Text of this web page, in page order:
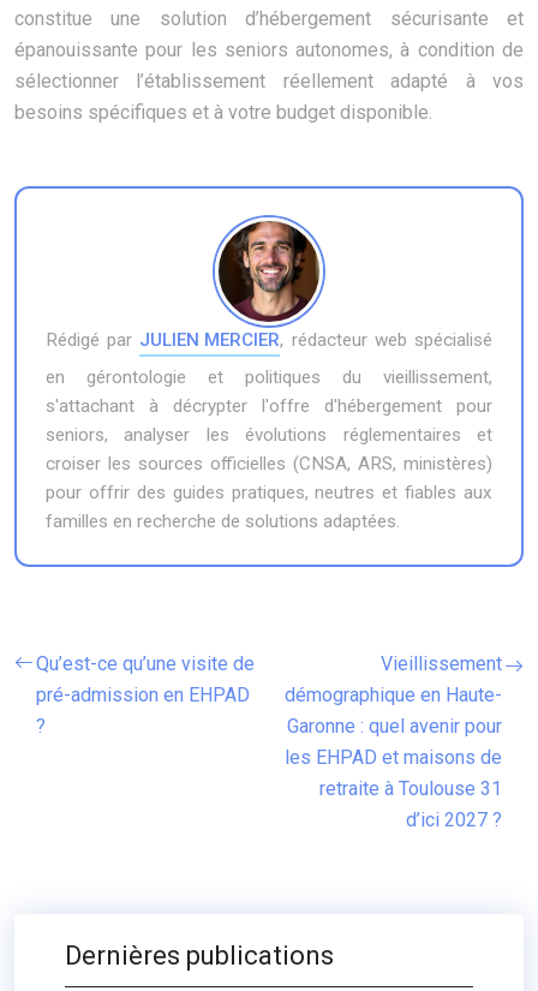
constitue une solution d’hébergement sécurisante et
épanouissante pour les seniors autonomes, à condition de
sélectionner l’établissement réellement adapté à vos
besoins spécifiques et à votre budget disponible.
Rédigé par JULIEN MERCIER, rédacteur web spécialisé
en gérontologie et politiques du vieillissement,
s'attachant à décrypter l'offre d'hébergement pour
seniors, analyser les évolutions réglementaires et
croiser les sources officielles (CNSA, ARS, ministères)
pour offrir des guides pratiques, neutres et fiables aux
familles en recherche de solutions adaptées.
Qu’est-ce qu’une visite de
pré-admission en EHPAD
?
Vieillissement
démographique en Haute-
Garonne : quel avenir pour
les EHPAD et maisons de
retraite à Toulouse 31
d’ici 2027 ?
Dernières publications